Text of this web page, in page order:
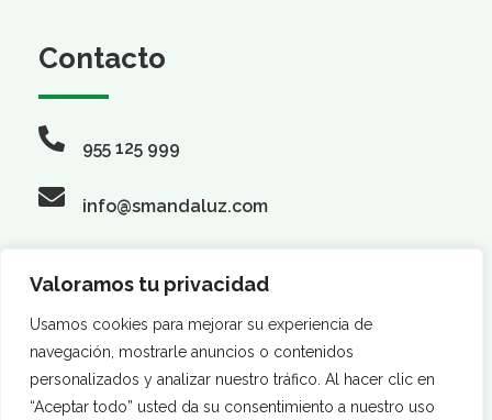
Valoramos tu privacidad
Usamos cookies para mejorar su experiencia de
navegación, mostrarle anuncios o contenidos
personalizados y analizar nuestro tráfico. Al hacer clic en
“Aceptar todo” usted da su consentimiento a nuestro uso
Contacto
955 125 999
info@smandaluz.com
Síguenos